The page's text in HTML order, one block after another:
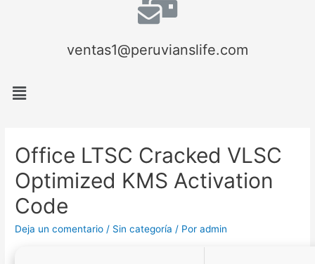
ventas1@peruvianslife.com
Office LTSC Cracked VLSC
Optimized KMS Activation
Code
Deja un comentario / Sin categoría / Poradmin